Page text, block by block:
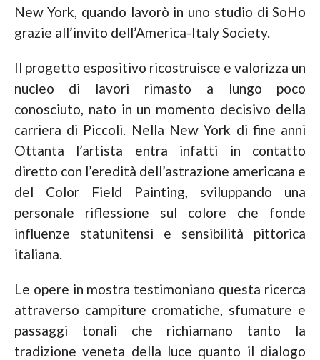
New York, quando lavorò in uno studio di SoHo
grazie all’invito dell’America-Italy Society.
Il progetto espositivo ricostruisce e valorizza un
nucleo di lavori rimasto a lungo poco
conosciuto, nato in un momento decisivo della
carriera di Piccoli. Nella New York di fine anni
Ottanta l’artista entra infatti in contatto
diretto con l’eredità dell’astrazione americana e
del Color Field Painting, sviluppando una
personale riflessione sul colore che fonde
influenze statunitensi e sensibilità pittorica
italiana.
Le opere in mostra testimoniano questa ricerca
attraverso campiture cromatiche, sfumature e
passaggi tonali che richiamano tanto la
tradizione veneta della luce quanto il dialogo